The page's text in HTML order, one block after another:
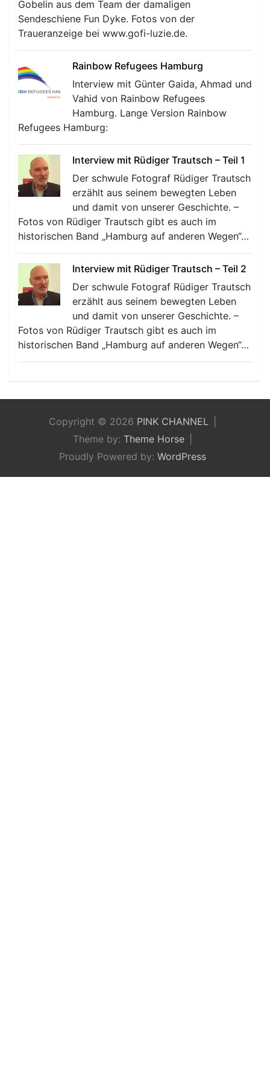
Gobelin aus dem Team der damaligen
Sendeschiene Fun Dyke. Fotos von der
Traueranzeige bei www.gofi-luzie.de.
Rainbow Refugees Hamburg
Interview mit Günter Gaida, Ahmad und
Vahid von Rainbow Refugees
Hamburg. Lange Version Rainbow
Refugees Hamburg:
Interview mit Rüdiger Trautsch – Teil 1
Der schwule Fotograf Rüdiger Trautsch
erzählt aus seinem bewegten Leben
und damit von unserer Geschichte. –
Fotos von Rüdiger Trautsch gibt es auch im
historischen Band „Hamburg auf anderen Wegen“…
Interview mit Rüdiger Trautsch – Teil 2
Der schwule Fotograf Rüdiger Trautsch
erzählt aus seinem bewegten Leben
und damit von unserer Geschichte. –
Fotos von Rüdiger Trautsch gibt es auch im
historischen Band „Hamburg auf anderen Wegen“…
Copyright © 2026 PINK CHANNEL
Theme by: Theme Horse
Proudly Powered by: WordPress